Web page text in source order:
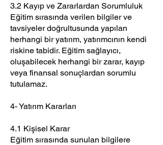
3.2 Kayıp ve Zararlardan Sorumluluk
Eğitim sırasında verilen bilgiler ve
tavsiyeler doğrultusunda yapılan
herhangi bir yatırım, yatırımcının kendi
riskine tabidir. Eğitim sağlayıcı,
oluşabilecek herhangi bir zarar, kayıp
veya finansal sonuçlardan sorumlu
tutulamaz.
4- Yatırım Kararları
4.1 Kişisel Karar
Eğitim sırasında sunulan bilgilere